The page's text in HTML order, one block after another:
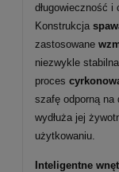
długowieczność i
Konstrukcja
zastosowane
niezwykle
proces
szafę odporną na
wydłuża jej
użytkowaniu.
Inteligentne